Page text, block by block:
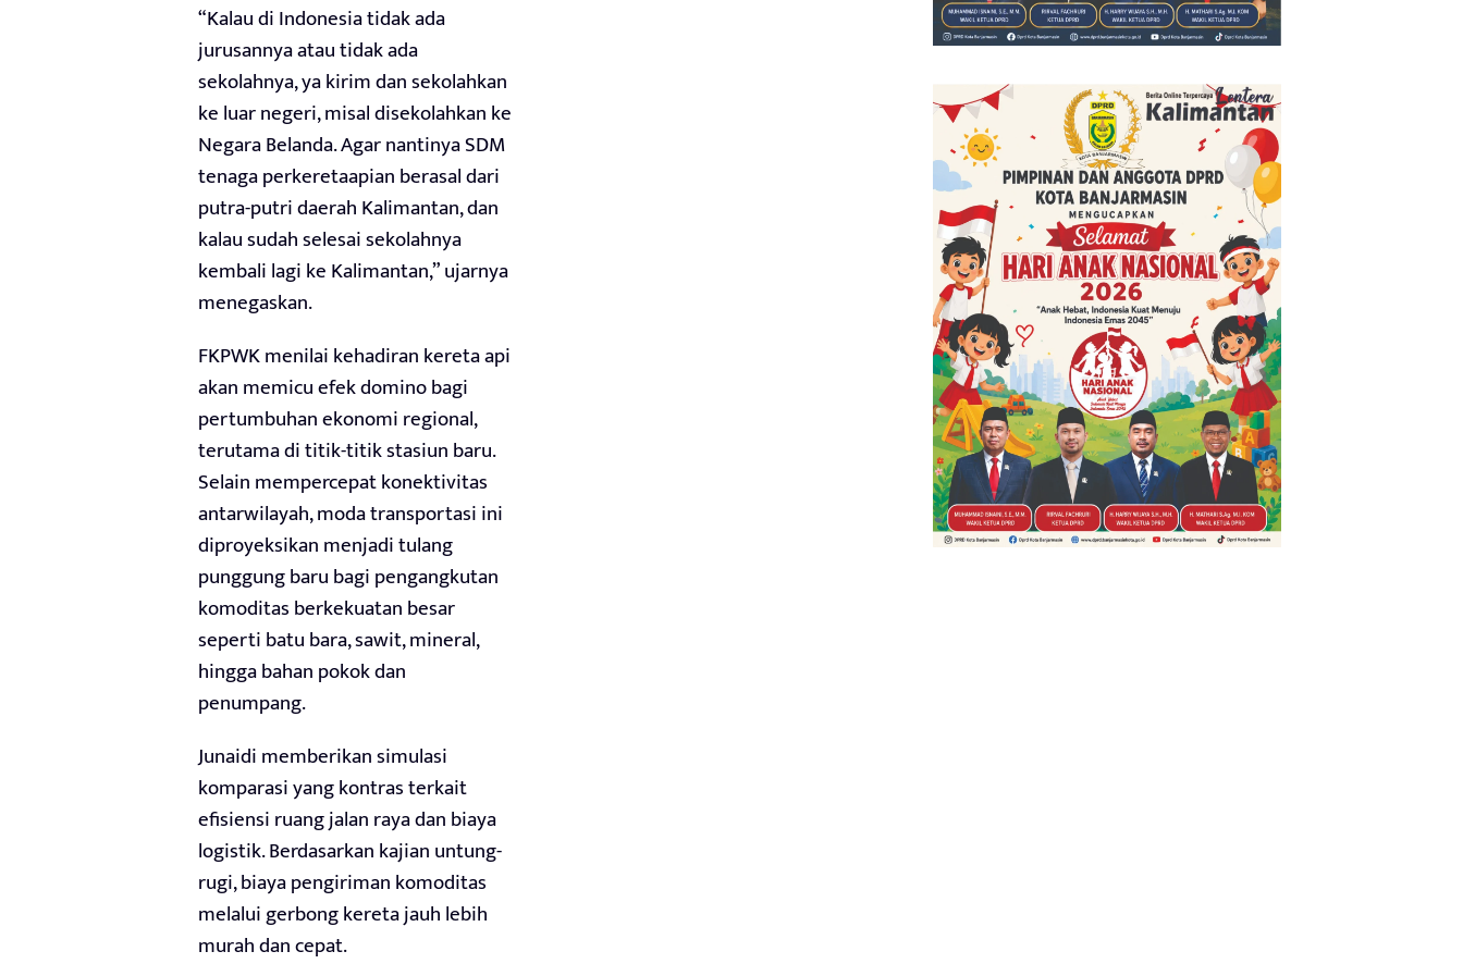
“Kalau di Indonesia tidak ada
jurusannya atau tidak ada
sekolahnya, ya kirim dan sekolahkan
ke luar negeri, misal disekolahkan ke
Negara Belanda. Agar nantinya SDM
tenaga perkeretaapian berasal dari
putra-putri daerah Kalimantan, dan
kalau sudah selesai sekolahnya
kembali lagi ke Kalimantan,” ujarnya
menegaskan.
FKPWK menilai kehadiran kereta api
akan memicu efek domino bagi
pertumbuhan ekonomi regional,
terutama di titik-titik stasiun baru.
Selain mempercepat konektivitas
antarwilayah, moda transportasi ini
diproyeksikan menjadi tulang
punggung baru bagi pengangkutan
komoditas berkekuatan besar
seperti batu bara, sawit, mineral,
hingga bahan pokok dan
penumpang.
Junaidi memberikan simulasi
komparasi yang kontras terkait
efisiensi ruang jalan raya dan biaya
logistik. Berdasarkan kajian untung-
rugi, biaya pengiriman komoditas
melalui gerbong kereta jauh lebih
murah dan cepat.